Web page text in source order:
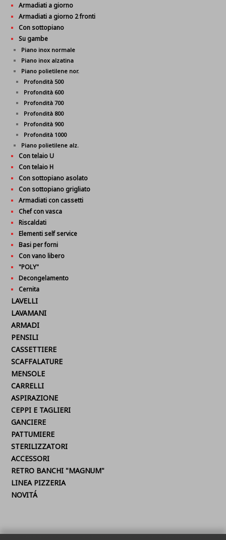
Armadiati a giorno
Armadiati a giorno 2 fronti
Con sottopiano
Su gambe
Piano inox normale
Piano inox alzatina
Piano polietilene nor.
Profondità 500
Profondità 600
Profondità 700
Profondità 800
Profondità 900
Profondità 1000
Piano polietilene alz.
Con telaio U
Con telaio H
Con sottopiano asolato
Con sottopiano grigliato
Armadiati con cassetti
Chef con vasca
Riscaldati
Elementi self service
Basi per forni
Con vano libero
"POLY"
Decongelamento
Cernita
LAVELLI
LAVAMANI
ARMADI
PENSILI
CASSETTIERE
SCAFFALATURE
MENSOLE
CARRELLI
ASPIRAZIONE
CEPPI E TAGLIERI
GANCIERE
PATTUMIERE
STERILIZZATORI
ACCESSORI
RETRO BANCHI "MAGNUM"
LINEA PIZZERIA
NOVITÁ